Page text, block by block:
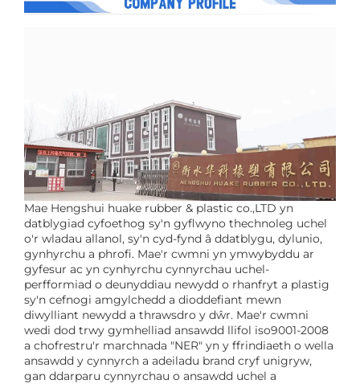
Mae Hengshui huake rubber & plastic co.,LTD yn
datblygiad cyfoethog sy'n gyflwyno thechnoleg uchel
o'r wladau allanol, sy'n cyd-fynd â ddatblygu, dylunio,
gynhyrchu a phrofi. Mae'r cwmni yn ymwybyddu ar
gyfesur ac yn cynhyrchu cynnyrchau uchel-
perfformiad o deunyddiau newydd o rhanfryt a plastig
sy'n cefnogi amgylchedd a dioddefiant mewn
diwylliant newydd a thrawsdro y dŵr. Mae'r cwmni
wedi dod trwy gymhelliad ansawdd llifol iso9001-2008
a chofrestru'r marchnada "NER" yn y ffrindiaeth o wella
ansawdd y cynnyrch a adeiladu brand cryf unigryw,
gan ddarparu cynnyrchau o ansawdd uchel a